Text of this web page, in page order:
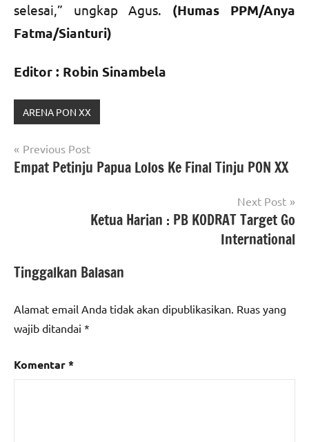
selesai,” ungkap Agus. (Humas PPM/Anya
Fatma/Sianturi)
Editor : Robin Sinambela
ARENA PON XX
Navigasi
pos
Previous Post
Empat Petinju Papua Lolos Ke Final Tinju PON XX
Next Post
Ketua Harian : PB KODRAT Target Go
International
Tinggalkan Balasan
Alamat email Anda tidak akan dipublikasikan. Ruas yang
wajib ditandai *
Komentar*